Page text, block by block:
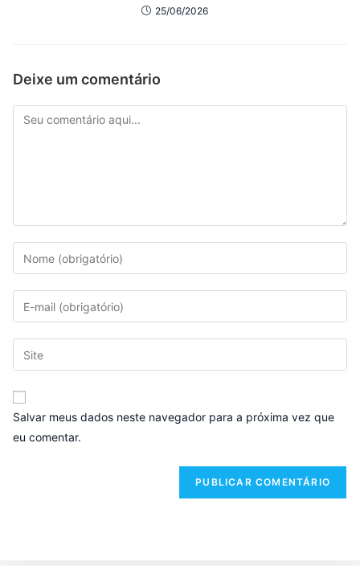
25/06/2026
Deixe um comentário
Salvar meus dados neste navegador para a próxima vez que
eu comentar.